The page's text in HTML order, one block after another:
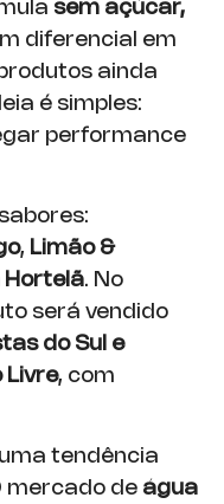
sem açúcar,
diferencial em
ainda
é simples:
performance
, Limão &
Hortelã. No
será vendido
do Sul e
Livre, com
tendência
mercado de água